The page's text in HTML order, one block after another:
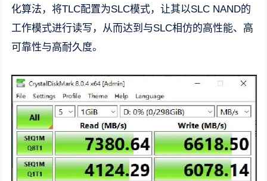
化算法，将TLC配置为SLC模式，让其以SLC NAND的
工作模式进行读写，从而达到与SLC相仿的高性能、高
可靠性与高耐久度。